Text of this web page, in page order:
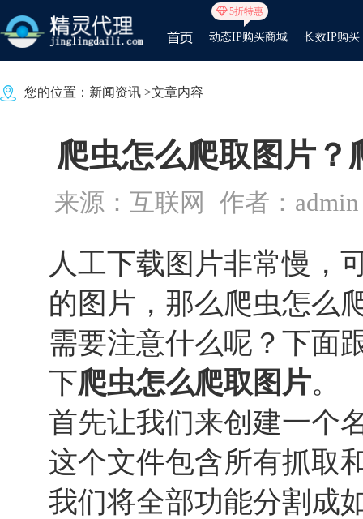
5折特惠
动态IP购买商城 长效IP购买
您的位置： 新闻资讯 >文章内容
爬虫怎么爬取图片
来源：互联网 作者：admin
人工下载图片非常慢，
的图片，那么爬虫怎么
需要注意什么呢？下面
下爬虫怎么爬取图片。
首先让我们来创建一个
这个文件包含所有抓取
我们将全部功能分割成